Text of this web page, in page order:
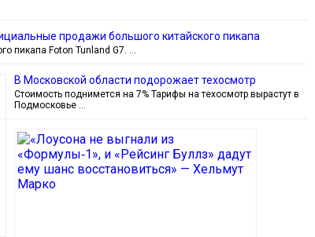
продажи большого китайского пикапа
пикапа Foton Tunland G7. …
В Московской области подорожает техосмотр
Стоимость поднимется на 7% Тарифы на техосмотр вырастут в
Подмосковье …